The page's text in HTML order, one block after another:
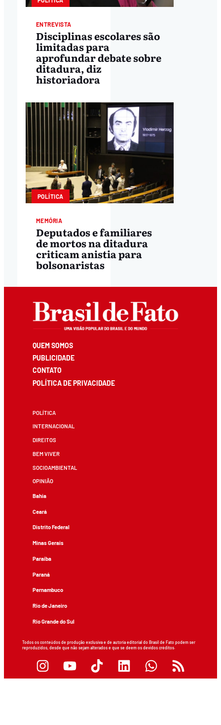
ENTREVISTA
Disciplinas escolares são
limitadas para
aprofundar debate sobre
ditadura, diz
historiadora
POLÍTICA
MEMÓRIA
Deputados e familiares
de mortos na ditadura
criticam anistia para
bolsonaristas
QUEM SOMOS
PUBLICIDADE
CONTATO
POLÍTICA DE PRIVACIDADE
POLÍTICA
INTERNACIONAL
DIREITOS
BEM VIVER
SOCIOAMBIENTAL
OPINIÃO
Bahia
Ceará
Distrito Federal
Minas Gerais
Paraíba
Paraná
Pernambuco
Rio de Janeiro
Rio Grande do Sul
Todos os conteúdos de produção exclusiva e de autoria editorial do Brasil de Fato podem ser
reproduzidos, desde que não sejam alterados e que se deem os devidos créditos.